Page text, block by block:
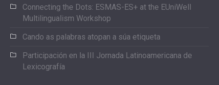
Connecting the Dots: ESMAS-ES+ at the EUniWell
Multilingualism Workshop
Cando as palabras atopan a súa etiqueta
Participación en la III Jornada Latinoamericana de
Lexicografía